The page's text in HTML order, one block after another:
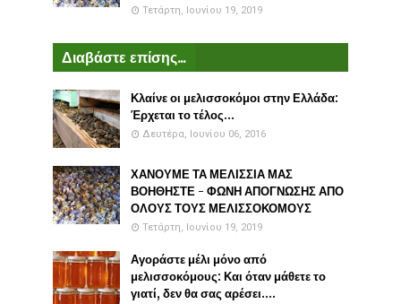
Τετάρτη, Ιουνίου 19, 2019
Διαβάστε επίσης...
Κλαίνε οι μελισσοκόμοι στην Ελλάδα:
Έρχεται το τέλος...
Δευτέρα, Ιουνίου 06, 2016
ΧΑΝΟΥΜΕ ΤΑ ΜΕΛΙΣΣΙΑ ΜΑΣ
ΒΟΗΘΗΣΤΕ - ΦΩΝΗ ΑΠΟΓΝΩΣΗΣ ΑΠΟ
ΟΛΟΥΣ ΤΟΥΣ ΜΕΛΙΣΣΟΚΟΜΟΥΣ
Τετάρτη, Ιουνίου 19, 2019
Αγοράστε μέλι μόνο από
μελισσοκόμους: Και όταν μάθετε το
γιατί, δεν θα σας αρέσει....